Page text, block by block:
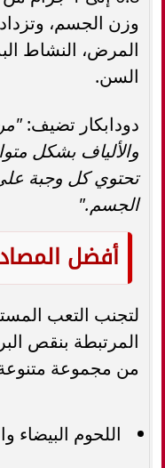
وزن الجسم،
المرض، النشاط
السن.
دودابكار تضيف:
والألياف بشكل
تحتوي كل وجبة
الجسم."
أفضل
لتجنب التعب
المرتبطة بنقص
من مجموعة
اللحوم البيضاء